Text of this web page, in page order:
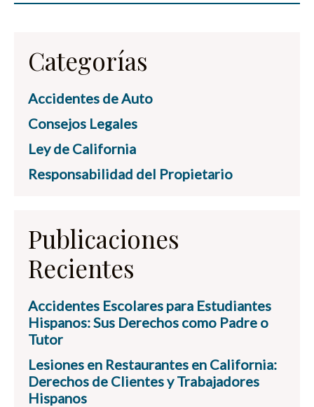
Categorías
Accidentes de Auto
Consejos Legales
Ley de California
Responsabilidad del Propietario
Publicaciones
Recientes
Accidentes Escolares para Estudiantes
Hispanos: Sus Derechos como Padre o
Tutor
Lesiones en Restaurantes en California:
Derechos de Clientes y Trabajadores
Hispanos